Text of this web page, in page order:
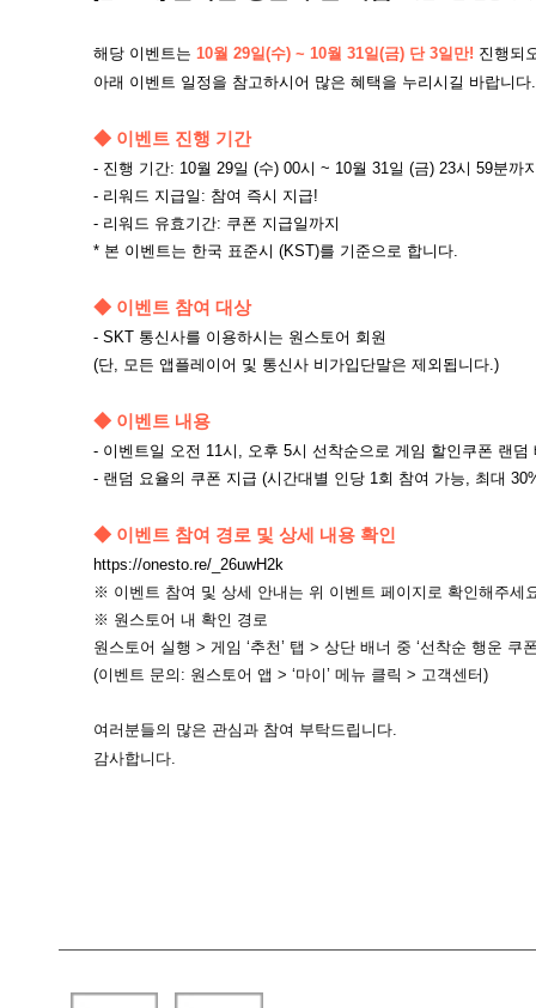
해당 이벤트는 10월 29일(수) ~ 10월 31일(금) 단 3일만! 진행되
아래 이벤트 일정을 참고하시어 많은 혜택을 누리시길 바랍니다.
◆ 이벤트 진행 기간​
- 진행 기간: 10월 29일 (수) 00시 ~ 10월 31일 (금) 23시 59분까
- 리워드 지급일: 참여 즉시 지급!
- 리워드 유효기간: 쿠폰 지급일까지
* 본 이벤트는 한국 표준시 (KST)를 기준으로 합니다.
◆ 이벤트 참여 대상
- SKT 통신사를 이용하시는 원스토어 회원
(단, 모든 앱플레이어 및 통신사 비가입단말은 제외됩니다.)
◆ 이벤트 내용​
- 이벤트일 오전 11시, 오후 5시 선착순으로 게임 할인쿠폰 랜덤
- 랜덤 요율의 쿠폰 지급 (시간대별 인당 1회 참여 가능, 최대
◆ ​이벤트 참여 경로 및 상세 내용 확인​
https://onesto.re/_26uwH2k
※ 이벤트 참여 및 상세 안내는 위 이벤트 페이지로 확인해주세
※ 원스토어 내 확인 경로
원스토어 실행 > 게임 ‘추천’ 탭 > 상단 배너 중 ‘선착순 행운 쿠
(이벤트 문의: 원스토어 앱 > ‘마이’ 메뉴 클릭 > 고객센터)
여러분들의 많은 관심과 참여 부탁드립니다.
감사합니다.